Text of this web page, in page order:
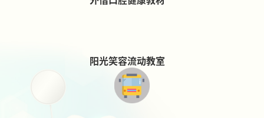
阳光笑容流动教室